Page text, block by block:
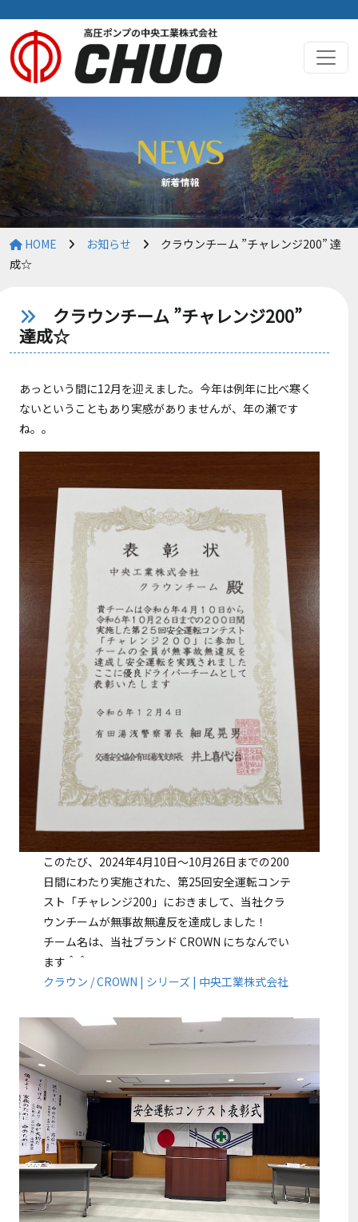
HOME お知らせ
クラウンチーム ”チャレンジ200” 達
成☆
クラウンチーム ”チャレンジ200”
達成☆
あっという間に12月を迎えました。今年は例年に比べ寒く
ないということもあり実感がありませんが、年の瀬です
ね。。
このたび、2024年4月10日～10月26日までの200
日間にわたり実施された、第25回安全運転コンテ
スト「チャレンジ200」におきまして、当社クラ
ウンチームが無事故無違反を達成しました！
チーム名は、当社ブランド CROWN にちなんでい
ます＾＾
クラウン / CROWN | シリーズ | 中央工業株式会社